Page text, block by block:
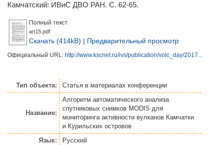
Камчатский: ИВиС ДВО РАН. С. 62-65.
Полный текст
art15.pdf
Скачать (414kB) | Предварительный просмотр
Официальный URL: http://www.kscnet.ru/ivs/publication/volc_day/2017...
Тип объекта: Статья в материалах конференции
Название:
Алгоритм автоматического анализа
спутниковых снимков MODIS для
мониторинга активности вулканов Камчатки
и Курильских островов
Язык:
Русский